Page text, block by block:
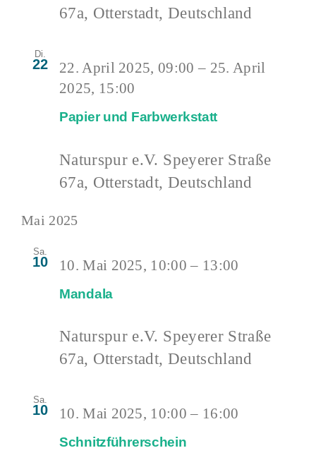
67a, Otterstadt, Deutschland
Di.
22
Papier und Farbwerkstatt
22. April 2025, 09:00 – 25. April
2025, 15:00
Naturspur e.V. Speyerer Straße
67a, Otterstadt, Deutschland
Mai 2025
Sa.
10
Mandala
10. Mai 2025, 10:00 – 13:00
Naturspur e.V. Speyerer Straße
67a, Otterstadt, Deutschland
Sa.
10
Schnitzführerschein
10. Mai 2025, 10:00 – 16:00